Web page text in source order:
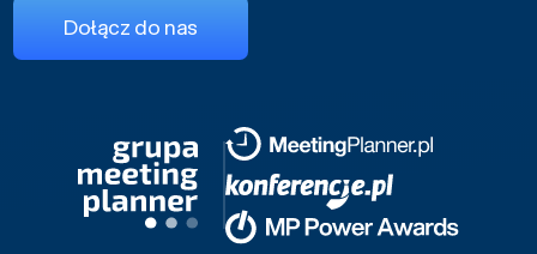
Dołącz do nas